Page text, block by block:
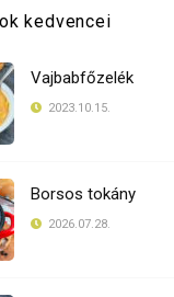
kedvencei
Vajbabfőzelék
2023.10.15.
Borsos tokány
2026.07.28.